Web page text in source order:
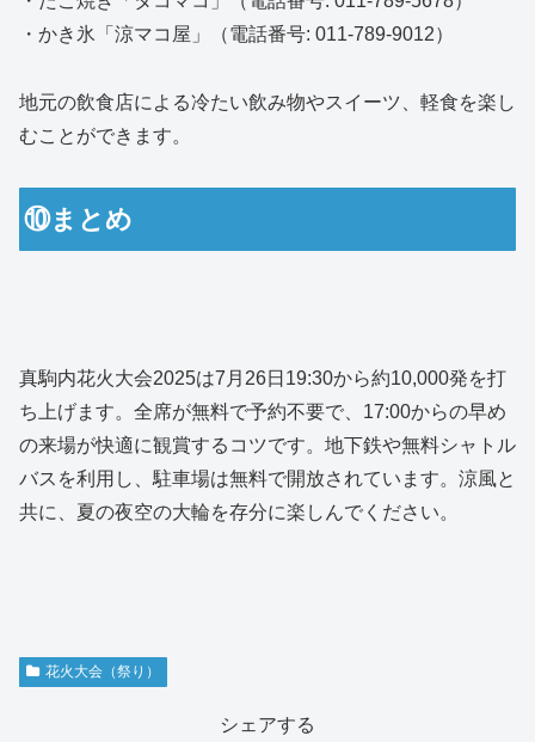
・かき氷「涼マコ屋」（電話番号: 011-789-9012）
地元の飲食店による冷たい飲み物やスイーツ、軽食を楽し
むことができます。
⑩まとめ
真駒内花火大会2025は7月26日19:30から約10,000発を打
ち上げます。全席が無料で予約不要で、17:00からの早め
の来場が快適に観賞するコツです。地下鉄や無料シャトル
バスを利用し、駐車場は無料で開放されています。涼風と
共に、夏の夜空の大輪を存分に楽しんでください。
花火大会（祭り）
シェアする